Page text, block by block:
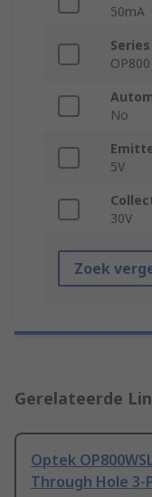
50mA
Series
OP800
No
5V
30V
Zoek
Gerelateerde
Optek
Through Hole 3-